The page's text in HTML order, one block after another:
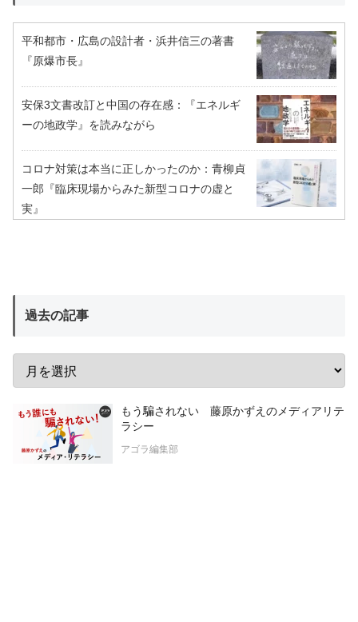
平和都市・広島の設計者・浜井信三の著書
『原爆市長』
安保3文書改訂と中国の存在感：『エネルギ
ーの地政学』を読みながら
コロナ対策は本当に正しかったのか：青柳貞
一郎『臨床現場からみた新型コロナの虚と
実』
過去の記事
もう騙されない 藤原かずえのメディアリテ
ラシー
アゴラ編集部